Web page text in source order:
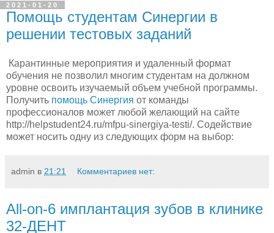
2021-01-20
Помощь студентам Синергии в
решении тестовых заданий
Карантинные мероприятия и удаленный формат
обучения не позволил многим студентам на должном
уровне освоить изучаемый объем учебной программы.
Получить помощь Синергия от команды
профессионалов может любой желающий на сайте
http://helpstudent24.ru/mfpu-sinergiya-testi/. Содействие
может носить одну из следующих форм на выбор:
admin в 21:21 Комментариев нет:
All-on-6 имплантация зубов в клинике
32-ДЕНТ